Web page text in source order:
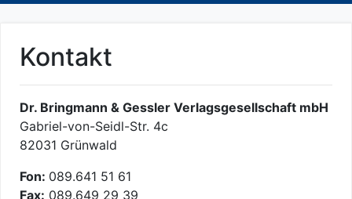
Kontakt
Dr. Bringmann & Gessler Verlagsgesellschaft mbH
Gabriel-von-Seidl-Str. 4c
82031 Grünwald
Fon: 089.641 51 61
Fax: 089.649 29 39